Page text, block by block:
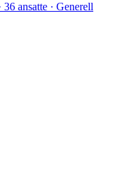
ansatte · Generell